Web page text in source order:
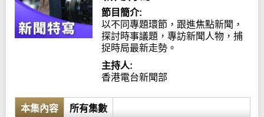
節目簡介:
以不同專題環節，跟進焦點新聞，
探討時事議題，專訪新聞人物，捕
捉時局最新走勢。
主持人:
香港電台新聞部
本集內容 所有集數